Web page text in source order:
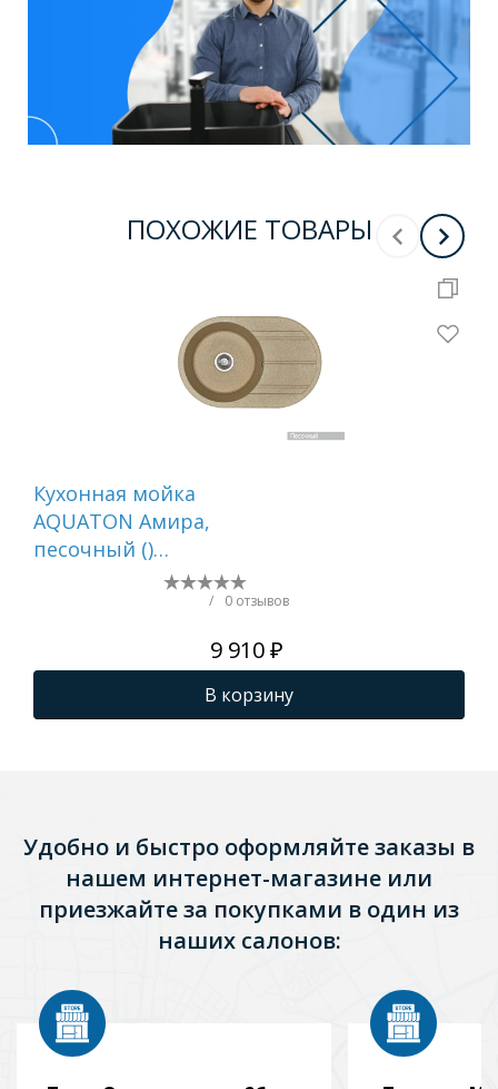
ПОХОЖИЕ ТОВАРЫ
Кухонная мойка
AQUATON Амира,
песочный ()
1A712932AI220
/ 0 отзывов
9 910 ₽
В корзину
Удобно и быстро оформляйте заказы в
нашем интернет-магазине или
приезжайте за покупками в один из
наших салонов: